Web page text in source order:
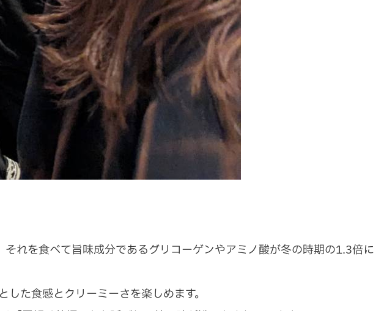
れを食べて旨味成分であるグリコーゲンやアミノ酸が冬の時期の1.3倍に
た食感とクリーミーさを楽しめます。